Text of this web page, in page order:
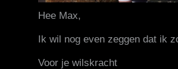
Hee Max,
Ik wil nog even zeggen dat ik
Voor je wilskracht